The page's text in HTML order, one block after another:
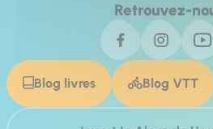
Retrouvez-
Blog livres Blog VTT